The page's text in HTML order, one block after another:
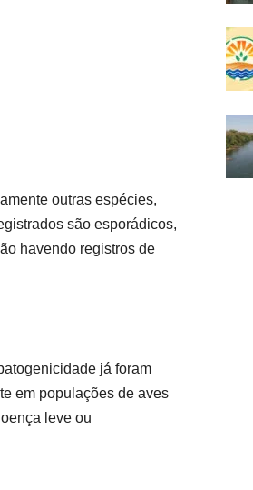
outras espécies,
são esporádicos,
havendo registros de
já foram
em populações de aves
leve ou